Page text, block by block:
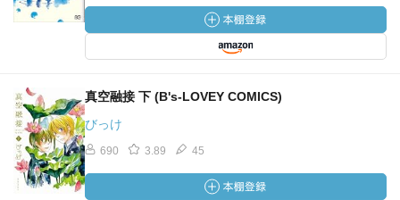
真空融接 下 (B's-LOVEY COMICS)
びっけ
690 3.89 45